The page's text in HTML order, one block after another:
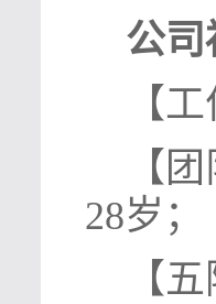
公司
【
【
28岁；
【